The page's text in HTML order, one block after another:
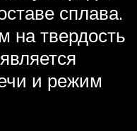
сплава.
на твердость
и режим